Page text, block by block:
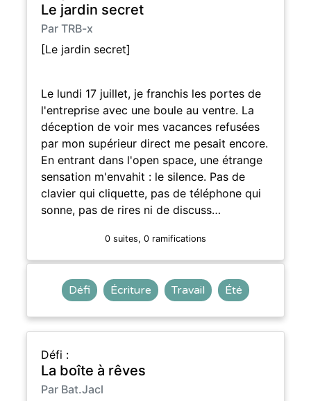
Le jardin secret
Par TRB-x
[Le jardin secret]
Le lundi 17 juillet, je franchis les portes de
l'entreprise avec une boule au ventre. La
déception de voir mes vacances refusées
par mon supérieur direct me pesait encore.
En entrant dans l'open space, une étrange
sensation m'envahit : le silence. Pas de
clavier qui cliquette, pas de téléphone qui
sonne, pas de rires ni de discuss…
0 suites, 0 ramifications
Défi Écriture Travail Été
Défi :
La boîte à rêves
Par Bat.Jacl